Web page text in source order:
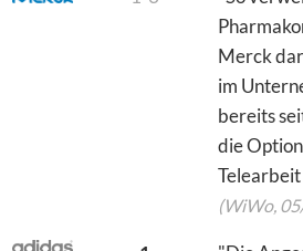
Merck
im
bereits
die
Telearbeit
(WiWo,